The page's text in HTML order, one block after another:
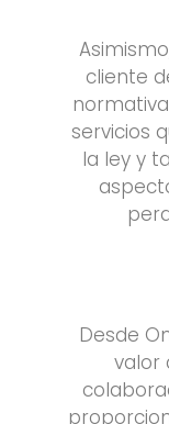
cliente
servicios
la ley y
Desde
valor